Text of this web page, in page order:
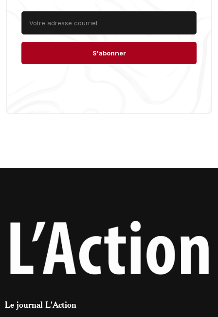
Le journal L'Action